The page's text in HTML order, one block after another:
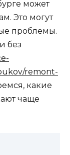
может
Это могут
проблемы.
без
remont-
какие
чаще